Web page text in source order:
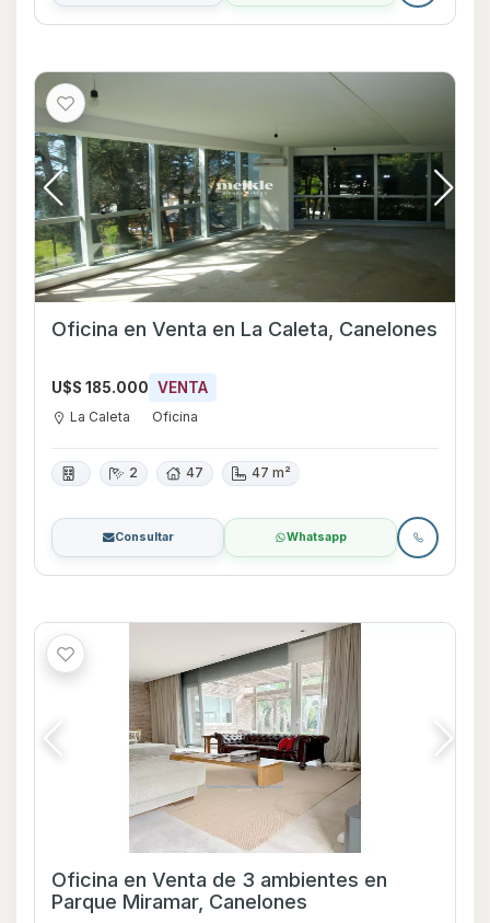
Oficina en Venta en La Caleta, Canelones
U$S 185.000 VENTA
La Caleta Oficina
2 47 47 m²
Consultar Whatsapp
Oficina en Venta de 3 ambientes en
Parque Miramar, Canelones